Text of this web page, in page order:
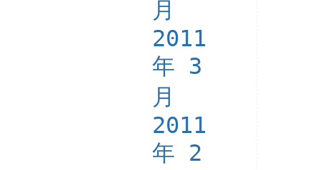
月
2011
年 3
月
2011
年 2